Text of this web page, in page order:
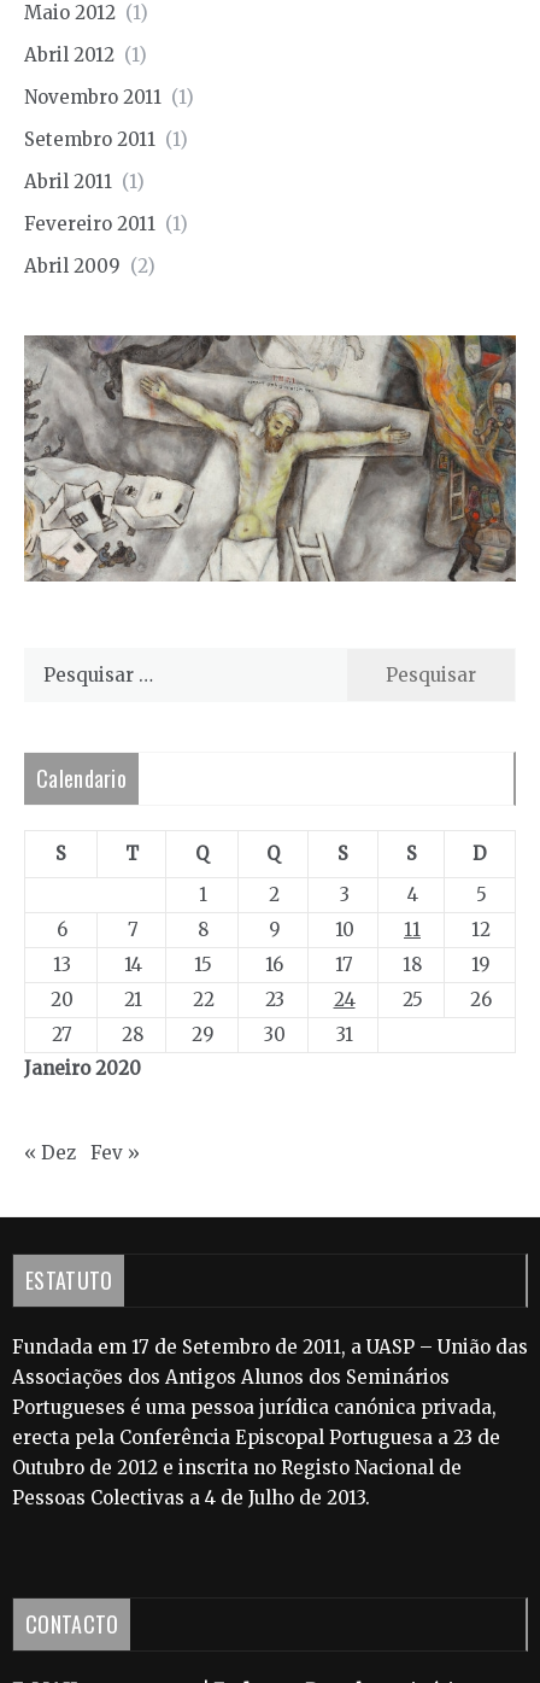
Maio 2012 (1)
Abril 2012 (1)
Novembro 2011 (1)
Setembro 2011 (1)
Abril 2011 (1)
Fevereiro 2011 (1)
Abril 2009 (2)
Pesquisar
Calendario
Janeiro 2020
S T Q Q S S
D
1
2 3 4
5
6
7 8 9 10 11
12
13
14 15 16 17 18
19
20
21 22 23 24 25
26
27
28 29 30 31
« Dez Fev »
ESTATUTO
Fundada em 17 de Setembro de 2011, a UASP – União das
Associações dos Antigos Alunos dos Seminários
Portugueses é uma pessoa jurídica canónica privada,
erecta pela Conferência Episcopal Portuguesa a 23 de
Outubro de 2012 e inscrita no Registo Nacional de
Pessoas Colectivas a 4 de Julho de 2013.
CONTACTO